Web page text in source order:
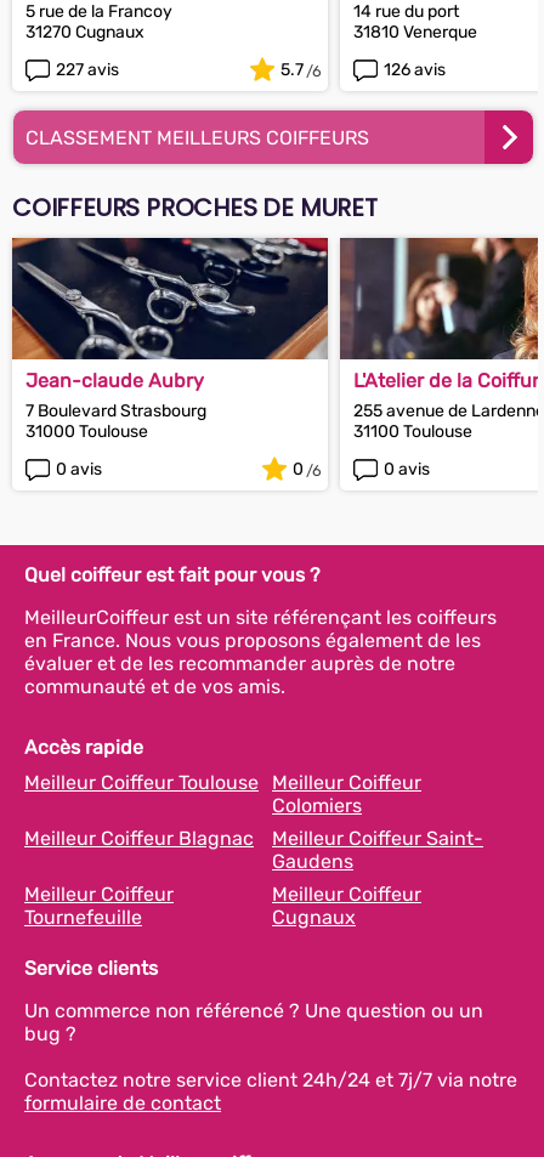
5 rue de la Francoy
31270 Cugnaux
227 avis
5.7
14 rue du port
31810 Venerque
126 avis
CLASSEMENT MEILLEURS COIFFEURS
COIFFEURS PROCHES DE MURET
Jean-claude Aubry
7 Boulevard Strasbourg
31000 Toulouse
0 avis
0
L'Atelier de la
255 avenue de Lardenne
31100 Toulouse
0 avis
Quel coiffeur est fait pour vous ?
MeilleurCoiffeur est un site référençant les coiffeurs
en France. Nous vous proposons également de les
évaluer et de les recommander auprès de notre
communauté et de vos amis.
Accès rapide
Meilleur Coiffeur Toulouse
Meilleur Coiffeur
Colomiers
Meilleur Coiffeur Blagnac
Meilleur Coiffeur Saint-
Gaudens
Meilleur Coiffeur
Tournefeuille
Meilleur Coiffeur
Cugnaux
Service clients
Un commerce non référencé ? Une question ou un
bug ?
Contactez notre service client 24h/24 et 7j/7 via notre
formulaire de contact